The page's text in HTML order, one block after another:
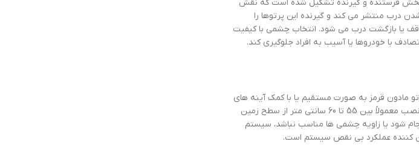
بخش فرستنده و گیرنده تشکیل شده است که نقش
درب منتشر می کند و گیرنده این پرتوها را
یا بازگشت درب می شود. انتخاب چشمی با کیفیت
با خودروها یا آسیب به افراد جلوگیری کند.
مادون قرمز به صورت مستقیم یا با کمک آینه های
داخلی، مسیر درب را پوشش می دهد و هر گونه مانع را به سرعت شناسایی می کند. ارتفاع استاندارد نصب معمولاً بین 55 تا 60 سانتی متر از سطح زمین
شود یا زاویه چشمی ها مناسب نباشد، سیستم
کننده عملکرد بی نقص سیستم است.